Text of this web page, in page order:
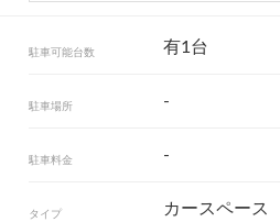
駐車可能台数 有1台
駐車場所 -
駐車料金 -
タイプ カースペース